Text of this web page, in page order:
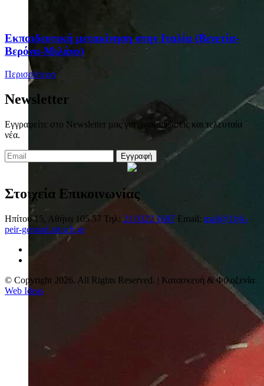
Eκπαιδευτική μετακίνηση στην Ιταλία (Βενετία-
Βερόνα-Μιλάνο)
Περισσότερα
Newsletter
Εγγραφείτε στο Newsletter μας για ανακοινώσεις και τελευταία
νέα.
Εγγραφή
Στοιχεία Επικοινωνίας
Ηπίτου 15, Αθήνα 105 57 Τηλ: 21 0322 1687 Email: mail@1lyk-
peir-gennad.att.sch.gr
© Copyright 2026. All Rights Reserved. | Κατασκευή & Φιλοξενία
Web Ideas